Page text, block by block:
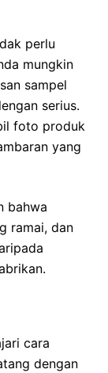
perlu
mungkin
sampel
serius.
foto produk
yang
bahwa
ramai, dan
cara
dengan